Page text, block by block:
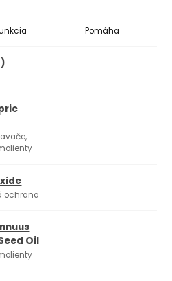
Pomáha
ochrana
Oil